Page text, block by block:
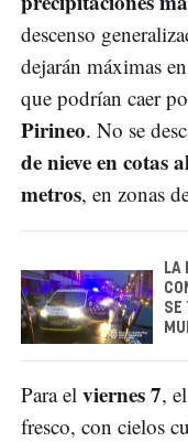
descenso
dejarán máximas
que podrían caer
Pirineo. No se
de nieve en cotas
metros, en zonas
LA
SE
Para el viernes 7,
fresco, con cielos